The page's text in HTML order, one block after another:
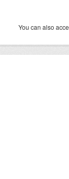
You can also